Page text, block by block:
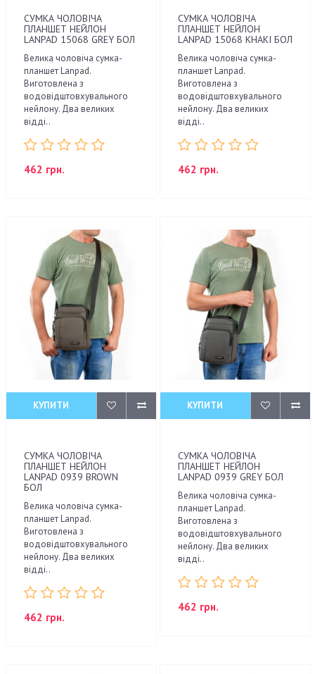
СУМКА ЧОЛОВІЧА
ПЛАНШЕТ НЕЙЛОН
LANPAD 15068 GREY БОЛ
Велика чоловіча сумка-
планшет Lanpad.
Виготовлена з
водовідштовхувального
нейлону. Два великих
відді..
462 грн.
СУМКА ЧОЛОВІЧА
ПЛАНШЕТ НЕЙЛОН
LANPAD 15068 KHAKI БОЛ
Велика чоловіча сумка-
планшет Lanpad.
Виготовлена з
водовідштовхувального
нейлону. Два великих
відді..
462 грн.
КУПИТИ
СУМКА ЧОЛОВІЧА
ПЛАНШЕТ НЕЙЛОН
LANPAD 0939 BROWN
БОЛ
Велика чоловіча сумка-
планшет Lanpad.
Виготовлена з
водовідштовхувального
нейлону. Два великих
відді..
462 грн.
КУПИТИ
СУМКА ЧОЛОВІЧА
ПЛАНШЕТ НЕЙЛОН
LANPAD 0939 GREY БОЛ
Велика чоловіча сумка-
планшет Lanpad.
Виготовлена з
водовідштовхувального
нейлону. Два великих
відді..
462 грн.